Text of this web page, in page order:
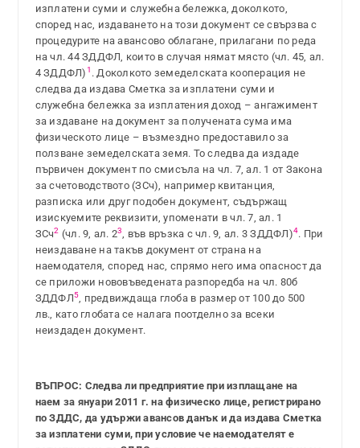
изплатени суми и служебна бележка, доколкото,
според нас, издаването на този документ се свързва с
процедурите на авансово облагане, прилагани по реда
на чл. 44 ЗДДФЛ, които в случая нямат място (чл. 45, ал.
4 ЗДДФЛ)1 . Доколкото земеделската кооперация не
следва да издава Сметка за изплатени суми и
служебна бележка за изплатения доход – ангажимент
за издаване на документ за получената сума има
физическото лице – възмездно предоставило за
ползване земеделската земя. То следва да издаде
първичен документ по смисъла на чл. 7, ал. 1 от Закона
за счетоводството (ЗСч), например квитанция,
разписка или друг подобен документ, съдържащ
изискуемите реквизити, упоменати в чл. 7, ал. 1
ЗСч2 (чл. 9, ал. 23, във връзка с чл. 9, ал. 3 ЗДДФЛ)4. При
неиздаване на такъв документ от страна на
наемодателя, според нас, спрямо него има опасност да
се приложи нововъведената разпоредба на чл. 80б
ЗДДФЛ5, предвиждаща глоба в размер от 100 до 500
лв., като глобата се налага поотделно за всеки
неиздаден документ.
ВЪПРОС: Следва ли предприятие при изплащане на
наем за януари 2011 г. на физическо лице, регистрирано
по ЗДДС, да удържи авансов данък и да издава Сметка
за изплатени суми, при условие че наемодателят е